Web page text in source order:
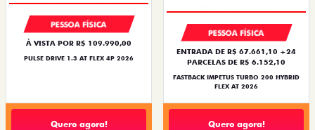
PESSOA FÍSICA
À VISTA POR R$ 109.990,00
PULSE DRIVE 1.3 AT FLEX 4P 2026
Quero agora!
PESSOA FÍSICA
ENTRADA DE R$ 67.661,10 +24
PARCELAS DE R$ 6.152,10
FASTBACK IMPETUS TURBO 200 HYBRID
FLEX AT 2026
Quero agora!